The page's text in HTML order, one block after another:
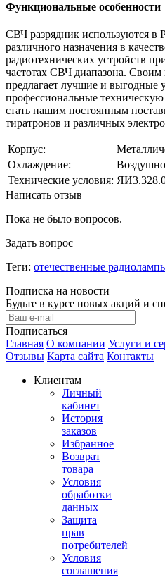
Функциональные особенности
СВЧ разрядник используются в
различного назначения в
радиотехнических устройств
частотах СВЧ диапазона.
предлагает лучшие и выгодные
профессиональные
стать нашим постоянным
тиратронов и различных
Корпус:
Охлаждение:
Технические условия:
Написать отзыв
Пока не было вопросов.
Задать вопрос
Теги: отечественные
Подписка на новости
Будьте в курсе новых акций и
Подписаться
Главная О компании Услуги и
Отзывы Карта сайта Контакты
Клиентам
Личный
кабинет
История
заказов
Избранное
Возврат
товара
Условия
обработки
данных
Защита
прав
потребителей
Условия
соглашения